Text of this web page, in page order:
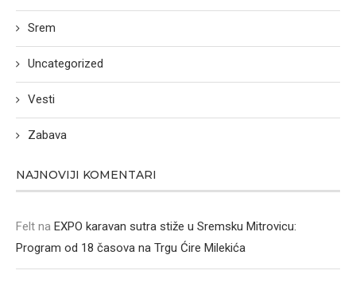
Srem
Uncategorized
Vesti
Zabava
NAJNOVIJI KOMENTARI
Felt na EXPO karavan sutra stiže u Sremsku Mitrovicu:
Program od 18 časova na Trgu Ćire Milekića